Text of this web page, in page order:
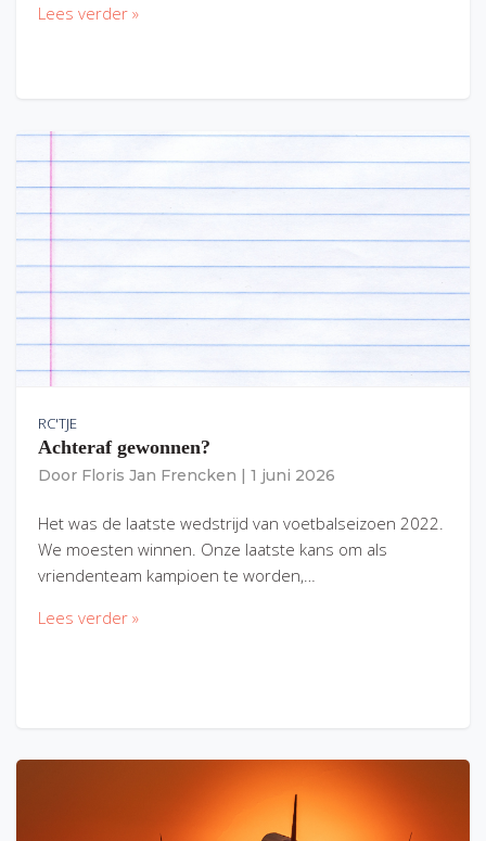
Lees verder »
RC'TJE
Achteraf gewonnen?
Door Floris Jan Frencken 1 juni 2026
Het was de laatste wedstrijd van voetbalseizoen 2022.
We moesten winnen. Onze laatste kans om als
vriendenteam kampioen te worden,…
Lees verder »